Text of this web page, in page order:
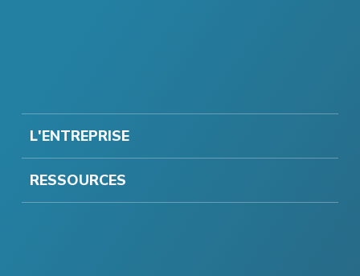
L'ENTREPRISE
RESSOURCES